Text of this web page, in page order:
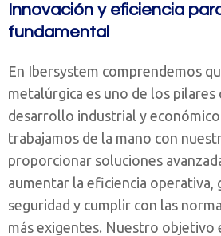
Innovación y eficiencia
fundamental
En Ibersystem comprendemos
metalúrgica es uno de los pilares
desarrollo industrial y
trabajamos de la mano con
proporcionar soluciones
aumentar la eficiencia operativa,
seguridad y cumplir con las
más exigentes. Nuestro objetivo